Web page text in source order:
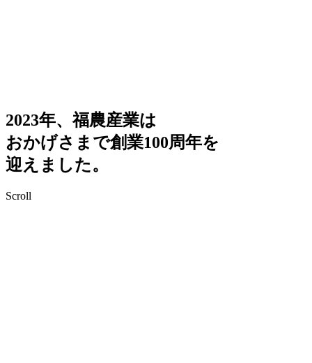
2023年、福農産業は
おかげさまで創業100周年を
迎えました。
Scroll